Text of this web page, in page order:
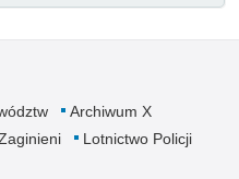
Archiwum X
Lotnictwo Policji